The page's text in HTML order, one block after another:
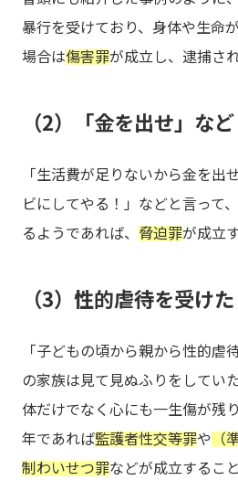
暴行を受けており、身体や生命
場合は傷害罪が成立し、逮捕さ
（2）「金を出せ」な
「生活費が足りないから金を出
ビにしてやる！」などと言って
るようであれば、 脅迫罪が成立
（3）性的虐待を受け
「子どもの頃から親から性的虐
の家族は見て見ぬふりをしてい
体だけでなく心にも一生傷が残
年であれば監護者性交等罪や（
制わいせつ罪などが成立するこ